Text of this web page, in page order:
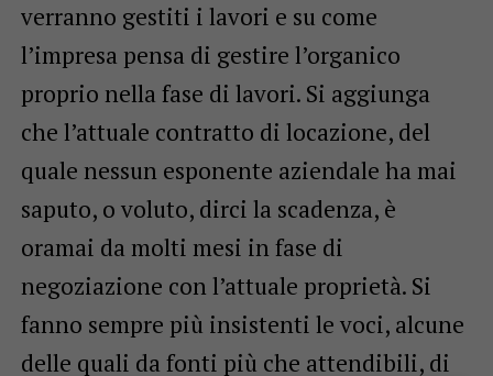
verranno gestiti i lavori e su come
l’impresa pensa di gestire l’organico
proprio nella fase di lavori. Si aggiunga
che l’attuale contratto di locazione, del
quale nessun esponente aziendale ha mai
saputo, o voluto, dirci la scadenza, è
oramai da molti mesi in fase di
negoziazione con l’attuale proprietà. Si
fanno sempre più insistenti le voci, alcune
delle quali da fonti più che attendibili, di